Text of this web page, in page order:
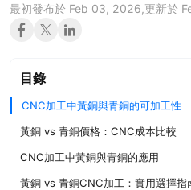
最初發布於 Feb 03, 2026, 更新於
目錄
CNC加工中黃銅與青銅的可加工性
黃銅 vs 青銅價格：CNC成本比較
CNC加工中黃銅與青銅的應用
黃銅 vs 青銅CNC加工：實用選擇指